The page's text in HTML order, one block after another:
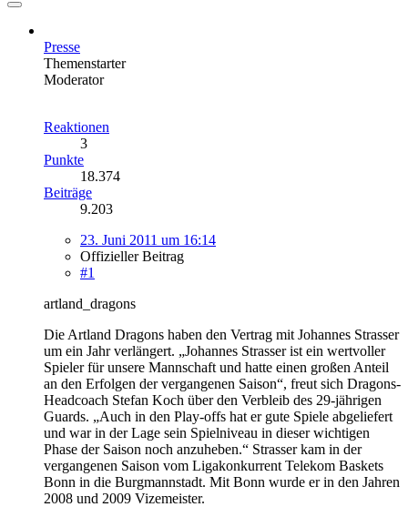
Presse
Themenstarter
Moderator
Reaktionen
3
Punkte
18.374
Beiträge
9.203
23. Juni 2011 um 16:14
Offizieller Beitrag
#1
artland_dragons
Die Artland Dragons haben den Vertrag mit Johannes Strasser
um ein Jahr verlängert. „Johannes Strasser ist ein wertvoller
Spieler für unsere Mannschaft und hatte einen großen Anteil
an den Erfolgen der vergangenen Saison“, freut sich Dragons-
Headcoach Stefan Koch über den Verbleib des 29-jährigen
Guards. „Auch in den Play-offs hat er gute Spiele abgeliefert
und war in der Lage sein Spielniveau in dieser wichtigen
Phase der Saison noch anzuheben.“ Strasser kam in der
vergangenen Saison vom Ligakonkurrent Telekom Baskets
Bonn in die Burgmannstadt. Mit Bonn wurde er in den Jahren
2008 und 2009 Vizemeister.